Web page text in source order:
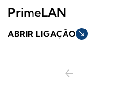
PrimeLAN
ABRIR LIGAÇÃO south_east
arrow_back